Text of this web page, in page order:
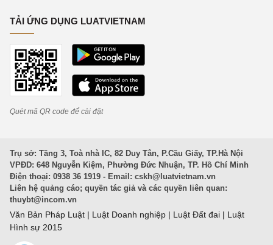
TẢI ỨNG DỤNG LUATVIETNAM
Quét mã QR code để cài đặt
Trụ sở: Tầng 3, Toà nhà IC, 82 Duy Tân, P.Cầu Giấy, TP.Hà Nội
VPĐD: 648 Nguyễn Kiệm, Phường Đức Nhuận, TP. Hồ Chí Minh
Điện thoại: 0938 36 1919 - Email: cskh@luatvietnam.vn
Liên hệ quảng cáo; quyền tác giả và các quyền liên quan:
thuybt@incom.vn
Văn Bản Pháp Luật | Luật Doanh nghiệp | Luật Đất đai | Luật
Hình sự 2015